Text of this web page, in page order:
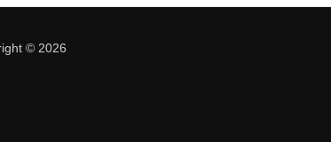
© 2026